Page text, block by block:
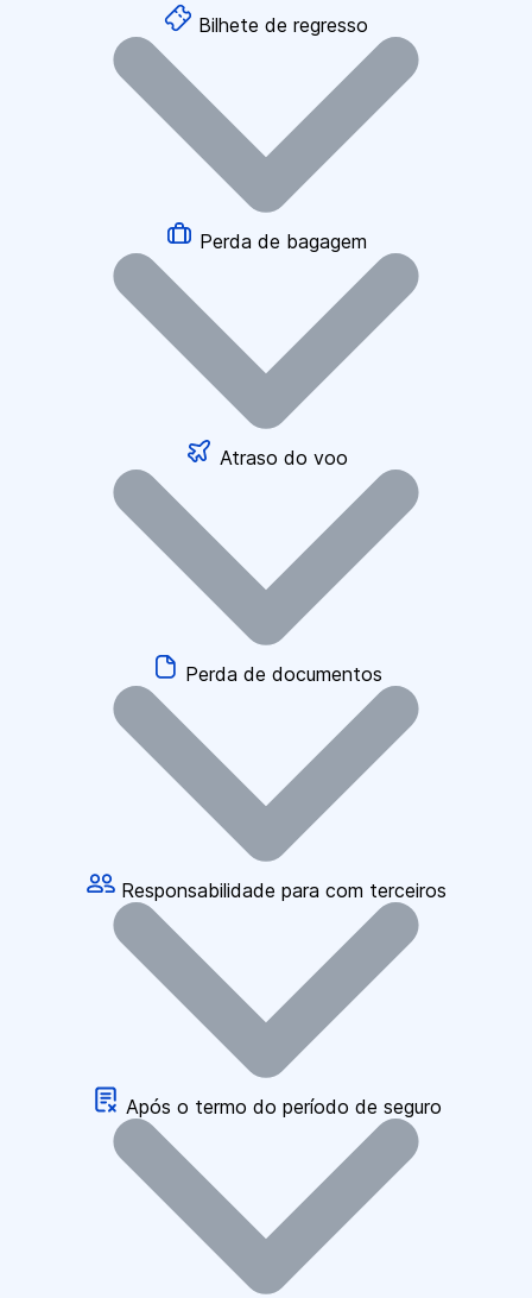
Bilhete de regresso
Perda de bagagem
Atraso do voo
Perda de documentos
Responsabilidade para com terceiros
Após o termo do período de seguro